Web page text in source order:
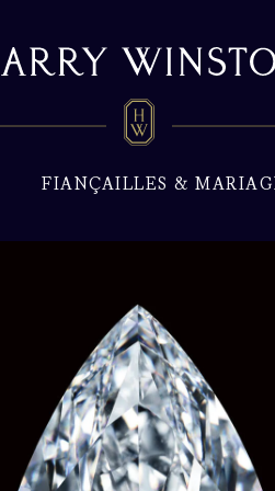
FIANÇAILLES &